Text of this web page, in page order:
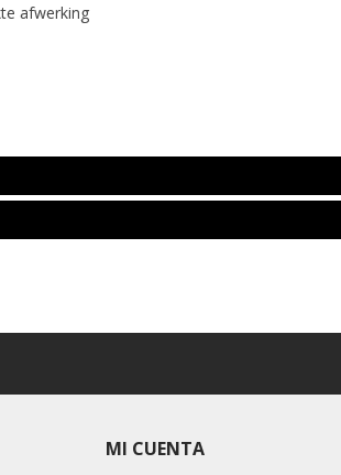
afwerking
MI CUENTA